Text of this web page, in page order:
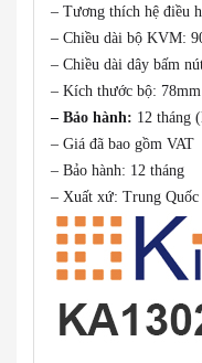
– Tương thích hệ điều
– Chiều dài bộ KVM:
– Chiều dài dây bấm
– Kích thước bộ:
– Bảo hành: 12 tháng
– Giá đã bao gồm VAT
– Bảo hành: 12 tháng
– Xuất xứ: Trung Quốc